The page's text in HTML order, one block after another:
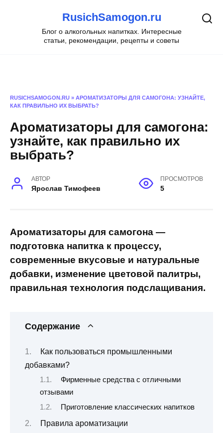
содержанию
RusichSamogon.ru
Блог о алкогольных напитках. Интересные
статьи, рекомендации, рецепты и советы
RUSICHSAMOGON.RU » АРОМАТИЗАТОРЫ ДЛЯ САМОГОНА: УЗНАЙТЕ,
КАК ПРАВИЛЬНО ИХ ВЫБРАТЬ?
Ароматизаторы для самогона:
узнайте, как правильно их
выбрать?
АВТОР
Ярослав Тимофеев
ПРОСМОТРОВ
5
Ароматизаторы для самогона —
подготовка напитка к процессу,
современные вкусовые и натуральные
добавки, изменение цветовой палитры,
правильная технология подслащивания.
Содержание
Как пользоваться промышленными
добавками?
Фирменные средства с отличными
отзывами
Приготовление классических напитков
Правила ароматизации